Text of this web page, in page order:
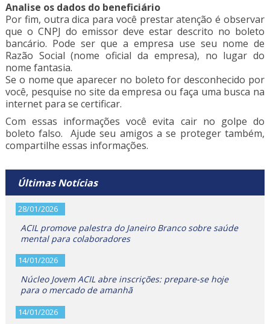
Analise os dados do beneficiário
Por fim, outra dica para você prestar atenção é observar
que o CNPJ do emissor deve estar descrito no boleto
bancário. Pode ser que a empresa use seu nome de
Razão Social (nome oficial da empresa), no lugar do
nome fantasia.
Se o nome que aparecer no boleto for desconhecido por
você, pesquise no site da empresa ou faça uma busca na
internet para se certificar.
Com essas informações você evita cair no golpe do
boleto falso. Ajude seu amigos a se proteger também,
compartilhe essas informações.
Últimas Notícias
28/01/2026
ACIL promove palestra do Janeiro Branco sobre saúde
mental para colaboradores
14/01/2026
Núcleo Jovem ACIL abre inscrições: prepare-se hoje
para o mercado de amanhã
14/01/2026